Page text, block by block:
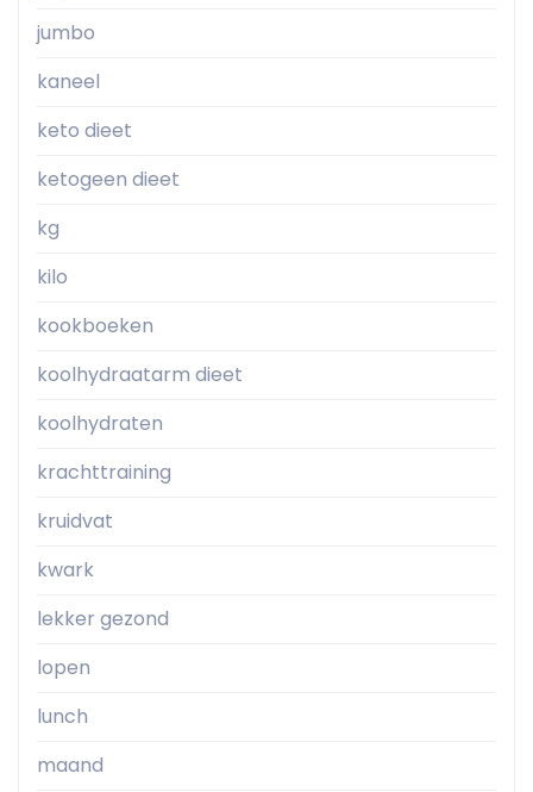
jumbo
kaneel
keto dieet
ketogeen dieet
kg
kilo
kookboeken
koolhydraatarm dieet
koolhydraten
krachttraining
kruidvat
kwark
lekker gezond
lopen
lunch
maand